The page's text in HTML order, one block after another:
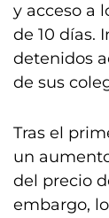
y acceso a
de 10 días.
detenidos
de sus
Tras el
un
del precio
embargo,